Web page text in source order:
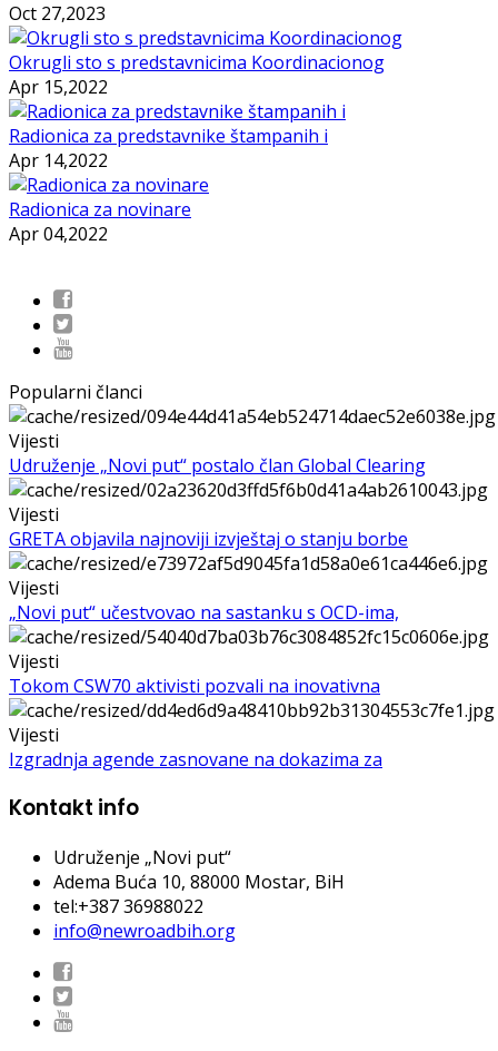
Oct 27,2023
Okrugli sto s predstavnicima Koordinacionog
Apr 15,2022
Radionica za predstavnike štampanih i
Apr 14,2022
Radionica za novinare
Apr 04,2022
Popularni članci
Vijesti
Udruženje „Novi put“ postalo član Global Clearing
Vijesti
GRETA objavila najnoviji izvještaj o stanju borbe
Vijesti
„Novi put“ učestvovao na sastanku s OCD-ima,
Vijesti
Tokom CSW70 aktivisti pozvali na inovativna
Vijesti
Izgradnja agende zasnovane na dokazima za
Kontakt info
Udruženje „Novi put“
Adema Buća 10, 88000 Mostar, BiH
tel:+387 36988022
info@newroadbih.org